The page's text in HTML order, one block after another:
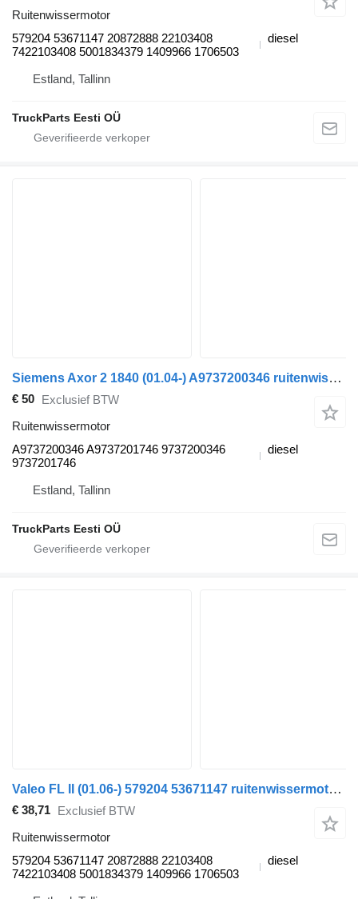
Ruitenwissermotor
579204 53671147 20872888 22103408
7422103408 5001834379 1409966 1706503
diesel
Estland, Tallinn
TruckParts Eesti OÜ
Siemens Axor 2 1840 (01.04-) A9737200346 ruitenwissermotor voor Mercedes-Benz Actros, Axor MP1, MP2, MP3 (1996-2014) trekker
€ 50 Exclusief BTW
Ruitenwissermotor
A9737200346 A9737201746 9737200346
9737201746
diesel
Estland, Tallinn
TruckParts Eesti OÜ
Valeo FL II (01.06-) 579204 53671147 ruitenwissermotor voor Volvo FL, FE (2005-2014) trekker
€ 38,71 Exclusief BTW
Ruitenwissermotor
579204 53671147 20872888 22103408
7422103408 5001834379 1409966 1706503
diesel